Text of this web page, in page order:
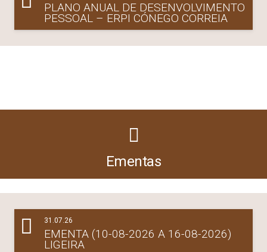
PLANO ANUAL DE DESENVOLVIMENTO
PESSOAL – ERPI CÓNEGO CORREIA
Ementas
31.07.26
EMENTA (10-08-2026 A 16-08-2026)
LIGEIRA